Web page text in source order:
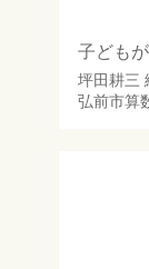
子ども
坪田耕三
弘前市算